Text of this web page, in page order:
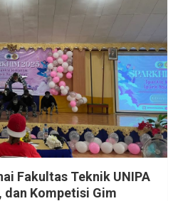
Fakultas Teknik UNIPA
dan Kompetisi Gim